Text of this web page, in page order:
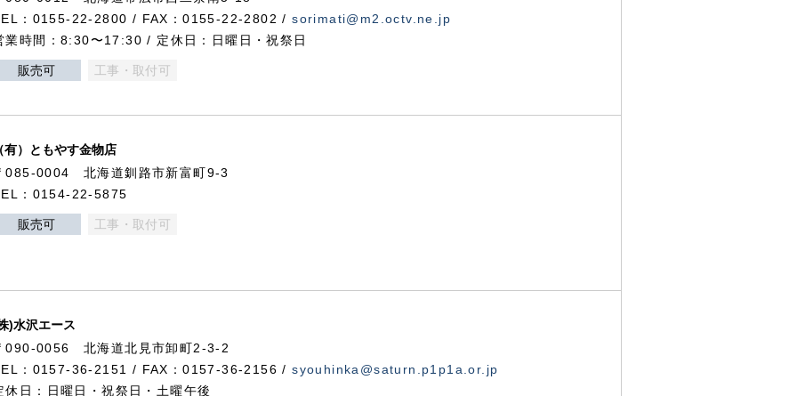
：0155-22-2800 / FAX：0155-22-2802 /sorimati@m2.octv.ne.jp
業時間：8:30〜17:30 / 定休日：日曜日・祝祭日
販売可 工事・取付可
有）ともやす金物店
085-0004 北海道釧路市新富町9-3
：0154-22-5875
販売可 工事・取付可
)水沢エース
090-0056 北海道北見市卸町2-3-2
：0157-36-2151 / FAX：0157-36-2156 /syouhinka@saturn.p1p1a.or.jp
休日：日曜日・祝祭日・土曜午後